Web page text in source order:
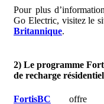
Pour plus
Go Electric, visitez le
Britannique.
2) Le programme
de recharge
FortisBC offre